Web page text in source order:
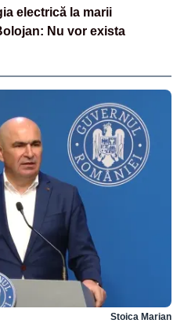
electrică la marii
Nu vor exista
Stoica Marian